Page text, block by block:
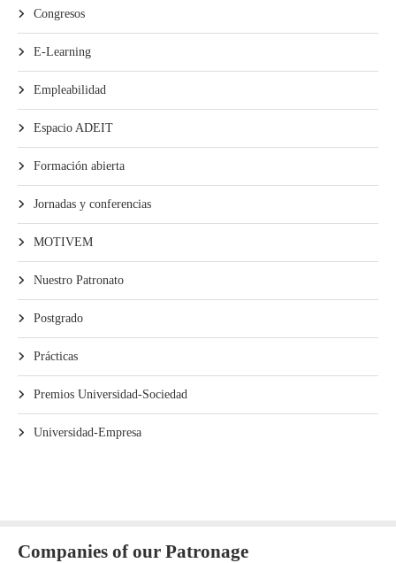
Congresos
E-Learning
Empleabilidad
Espacio ADEIT
Formación abierta
Jornadas y conferencias
MOTIVEM
Nuestro Patronato
Postgrado
Prácticas
Premios Universidad-Sociedad
Universidad-Empresa
Companies of our Patronage